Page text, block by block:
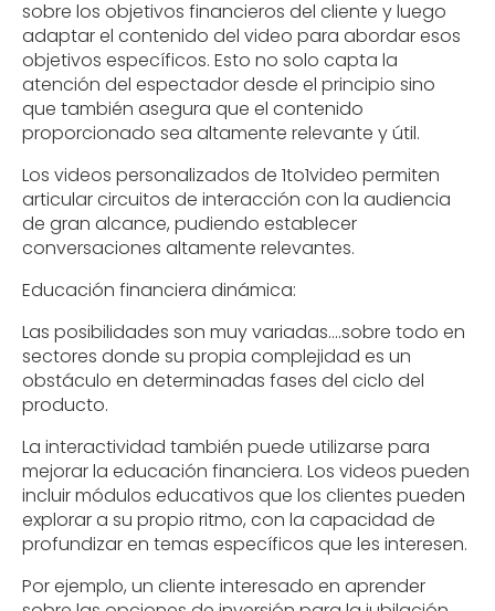
sobre los objetivos financieros del cliente y luego
adaptar el contenido del video para abordar esos
objetivos específicos. Esto no solo capta la
atención del espectador desde el principio sino
que también asegura que el contenido
proporcionado sea altamente relevante y útil.
Los videos personalizados de 1to1video permiten
articular circuitos de interacción con la audiencia
de gran alcance, pudiendo establecer
conversaciones altamente relevantes.
Educación financiera dinámica:
Las posibilidades son muy variadas....sobre todo en
sectores donde su propia complejidad es un
obstáculo en determinadas fases del ciclo del
producto.
La interactividad también puede utilizarse para
mejorar la educación financiera. Los videos pueden
incluir módulos educativos que los clientes pueden
explorar a su propio ritmo, con la capacidad de
profundizar en temas específicos que les interesen.
Por ejemplo, un cliente interesado en aprender